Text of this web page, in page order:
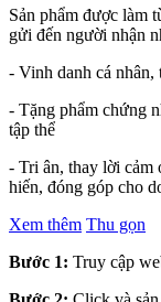
Sản phẩm được làm
gửi đến người nhận
- Vinh danh cá nhân,
- Tặng phẩm chứng
tập thể
- Tri ân, thay lời cảm
hiến, đóng góp cho
Xem thêm Thu gọn
Bước 1: Truy cập